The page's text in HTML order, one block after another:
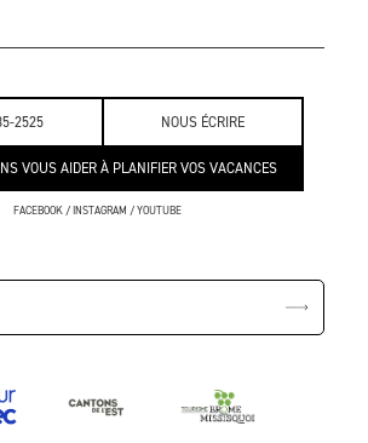
2525 NOUS ÉCRIRE
VOUS AIDER À PLANIFIER VOS VACANCES
FACEBOOK/INSTAGRAM /YOUTUBE